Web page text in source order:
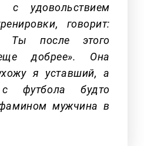
удовольствием
говорит:
Ты после этого
добрее». Она
я уставший, а
футбола будто
мужчина в